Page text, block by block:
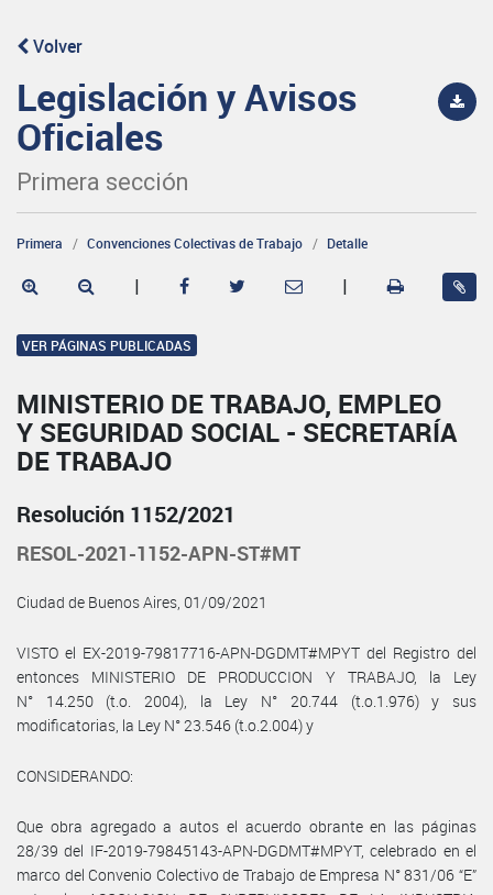
Volver
Legislación y Avisos
Oficiales
Primera sección
Primera Convenciones Colectivas de Trabajo Detalle
| |
VER PÁGINAS PUBLICADAS
MINISTERIO DE TRABAJO, EMPLEO
Y SEGURIDAD SOCIAL - SECRETARÍA
DE TRABAJO
Resolución 1152/2021
RESOL-2021-1152-APN-ST#MT
Ciudad de Buenos Aires, 01/09/2021
VISTO el EX-2019-79817716-APN-DGDMT#MPYT del Registro del
entonces MINISTERIO DE PRODUCCION Y TRABAJO, la Ley
N° 14.250 (t.o. 2004), la Ley N° 20.744 (t.o.1.976) y sus
modificatorias, la Ley N° 23.546 (t.o.2.004) y
CONSIDERANDO:
Que obra agregado a autos el acuerdo obrante en las páginas
28/39 del IF-2019-79845143-APN-DGDMT#MPYT, celebrado en el
marco del Convenio Colectivo de Trabajo de Empresa N° 831/06 “E”